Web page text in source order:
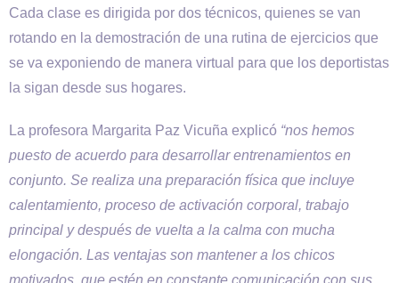
Cada clase es dirigida por dos técnicos, quienes se van
rotando en la demostración de una rutina de ejercicios que
se va exponiendo de manera virtual para que los deportistas
la sigan desde sus hogares.
La profesora Margarita Paz Vicuña explicó “nos hemos
puesto de acuerdo para desarrollar entrenamientos en
conjunto. Se realiza una preparación física que incluye
calentamiento, proceso de activación corporal, trabajo
principal y después de vuelta a la calma con mucha
elongación. Las ventajas son mantener a los chicos
motivados, que estén en constante comunicación con sus